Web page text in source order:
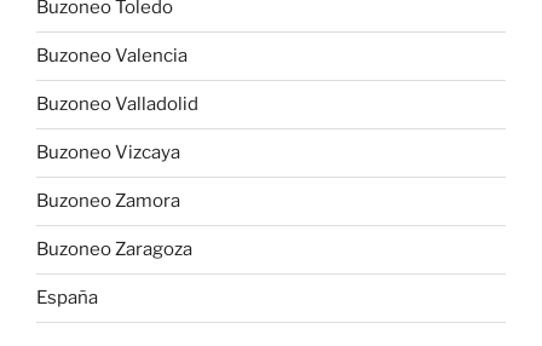
Buzoneo Toledo
Buzoneo Valencia
Buzoneo Valladolid
Buzoneo Vizcaya
Buzoneo Zamora
Buzoneo Zaragoza
España